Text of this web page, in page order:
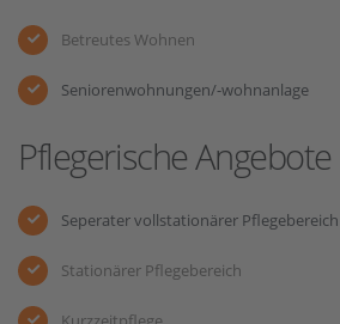
Betreutes Wohnen
Seniorenwohnungen/-wohnanlage
Pflegerische Angebote
Seperater vollstationärer Pflegebereich
Stationärer Pflegebereich